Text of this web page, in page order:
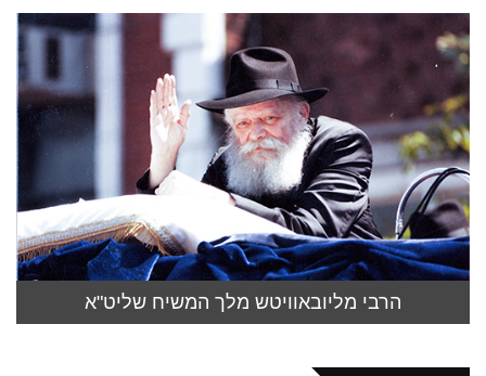
הרבי מליובאוויטש מלך המשיח שליט"א